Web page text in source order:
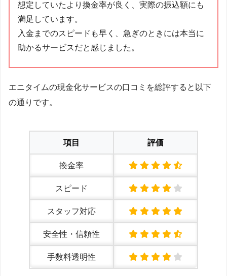
想定していたより換金率が良く、実際の振込額にも
満足しています。
入金までのスピードも早く、急ぎのときには本当に
助かるサービスだと感じました。
エニタイムの現金化サービスの口コミを総評すると以下
の通りです。
項目 評価
換金率
スピード
スタッフ対応
安全性・信頼性
手数料透明性